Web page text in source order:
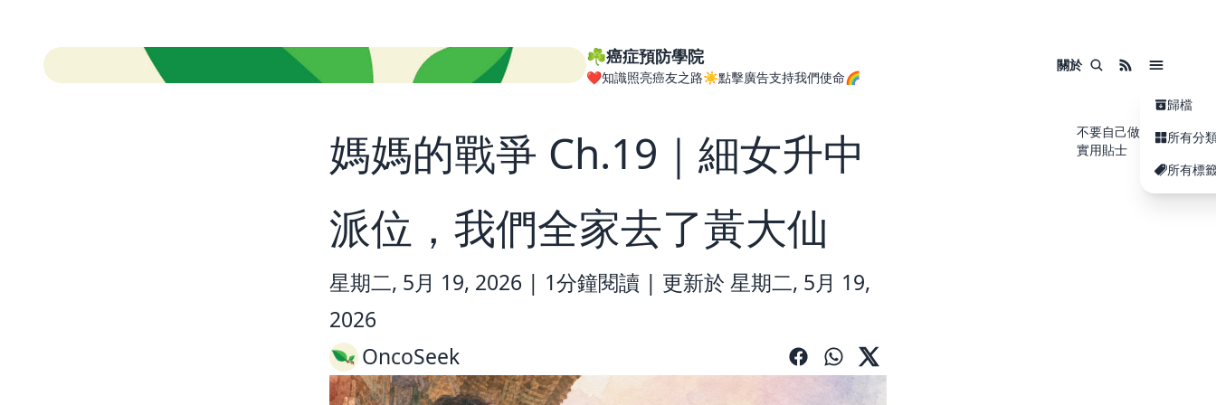
☘️癌症預防學院
❤️知識照亮癌友之路☀️點擊廣告支持我們使命🌈
關於
歸檔
所有分
所有標
媽媽的戰爭 Ch.19｜細女升中
派位，我們全家去了黃大仙
星期二, 5月 19, 2026 | 1分鐘閱讀 | 更新於 星期二, 5月 19,
2026
OncoSeek
不要自己做的事
實用貼士